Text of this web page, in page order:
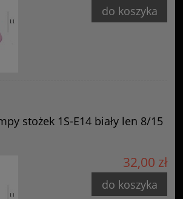
do koszyka
stożek 1S-E14 biały len 8/15
32,00 zł
do koszyka